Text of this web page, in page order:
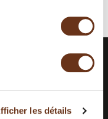
les détails